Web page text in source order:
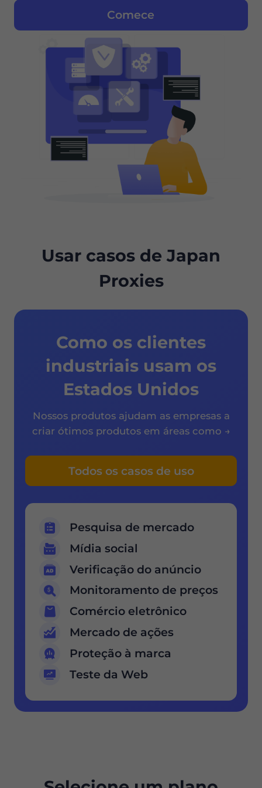
Comece
Usar casos de Japan
Proxies
Como os clientes
industriais usam os
Estados Unidos
Nossos produtos ajudam as empresas a
criar ótimos produtos em áreas como →
Todos os casos de uso
Pesquisa de mercado
Mídia social
Verificação do anúncio
Monitoramento de preços
Comércio eletrônico
Mercado de ações
Proteção à marca
Teste da Web